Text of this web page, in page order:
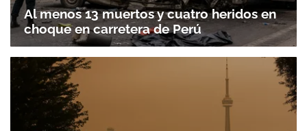
Al menos 13 muertos y cuatro heridos en
choque en carretera de Perú